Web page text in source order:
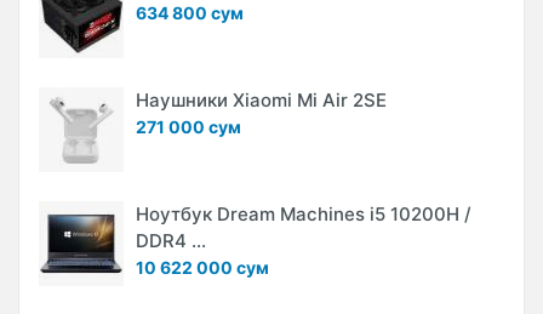
634 800 сум
Наушники Xiaomi Mi Air 2SE
271 000 сум
Ноутбук Dream Machines i5 10200H /
DDR4 ...
10 622 000 сум